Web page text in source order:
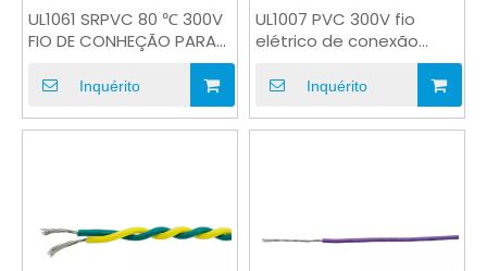
UL1061 SRPVC 80 ℃ 300V
FIO DE CONHEÇÃO PARA
CONEXÃO ELETRONICS
Inquérito
UL1007 PVC 300V fio
elétrico de conexão
Inquérito